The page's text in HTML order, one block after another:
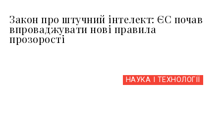
Закон про штучний інтелект: ЄС почав
впроваджувати нові правила
прозорості
НАУКА І ТЕХНОЛОГІЇ